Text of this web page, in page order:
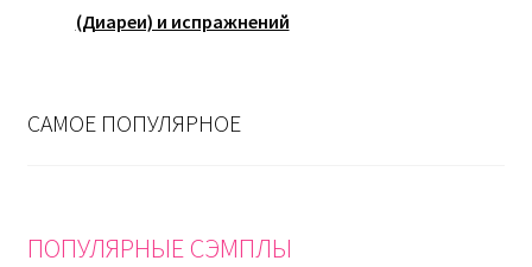
(Диареи) и испражнений
САМОЕ ПОПУЛЯРНОЕ
ПОПУЛЯРНЫЕ СЭМПЛЫ